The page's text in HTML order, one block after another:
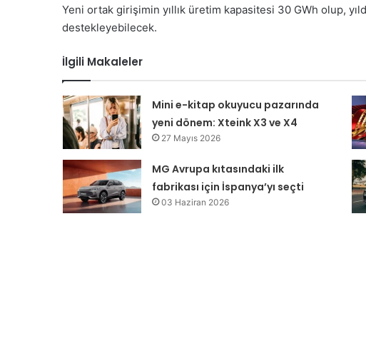
Yeni ortak girişimin yıllık üretim kapasitesi 30 GWh olup,
destekleyebilecek.
İlgili Makaleler
Mini e-kitap okuyucu pazarında
yeni dönem: Xteink X3 ve X4
27 Mayıs 2026
MG Avrupa kıtasındaki ilk
fabrikası için İspanya’yı seçti
03 Haziran 2026